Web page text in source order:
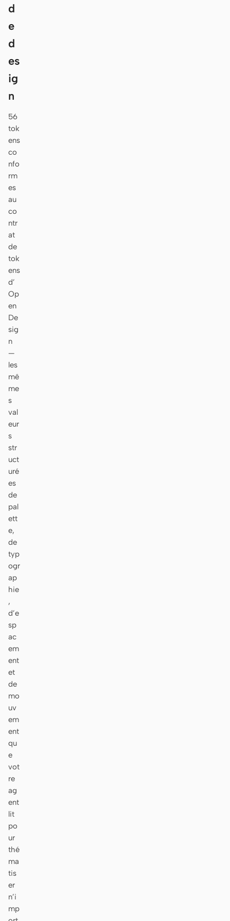
d
e
d
es
ig
n
56
tok
ens
co
nfo
rm
es
au
co
ntr
at
de
tok
ens
d’
Op
en
De
sig
n
—
les
mê
me
s
val
eur
s
str
uct
uré
es
de
pal
ett
e,
de
typ
ogr
ap
hie
,
d’e
sp
ac
em
ent
et
de
mo
uv
em
ent
qu
e
vot
re
ag
ent
lit
po
ur
thé
ma
tis
er
n’i
mp